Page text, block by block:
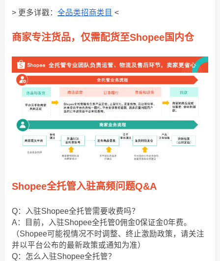
> 更多详戳： 全品类招商类目 <
商家专注货品，仅需配货至Shopee国内仓
Shopee全托管入驻高频问题Q&A
Q：入驻Shopee全托管需要收费吗？
A：目前，入驻Shopee全托管0佣金0保证金0年费。
（Shopee可能视情况不时调整、终止激励政策，请关注
并以平台公布的最新政策或通知为准）
Q：怎么入驻Shopee全托管？